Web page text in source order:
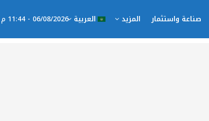
صناعة واستثمار المزيد العربية 06/08/2026 - 11:44 م